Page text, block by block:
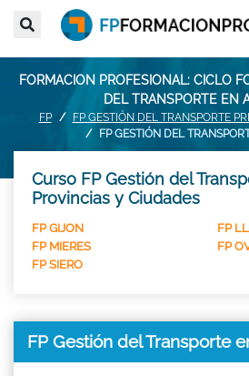
FORMACION PROFESIONAL: CICLO
DEL TRANSPORTE EN
FP
FP GESTIÓN DEL TRANSPORTE
FP GESTIÓN DEL
Curso FP Gestión del
Provincias y Ciudades
FP GIJON
FP
FP MIERES
FP
FP SIERO
FP Gestión del Transporte